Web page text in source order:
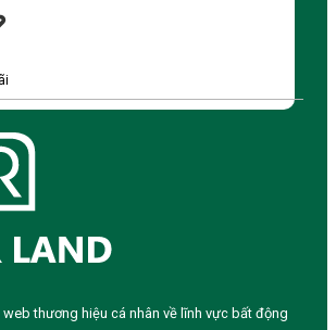
web thương hiệu cá nhân về lĩnh vực bất động